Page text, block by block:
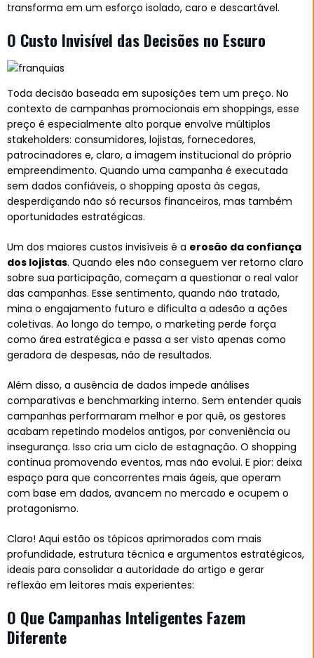
transforma em um esforço isolado, caro e descartável.
O Custo Invisível das Decisões no Escuro
Toda decisão baseada em suposições tem um preço. No
contexto de campanhas promocionais em shoppings, esse
preço é especialmente alto porque envolve múltiplos
stakeholders: consumidores, lojistas, fornecedores,
patrocinadores e, claro, a imagem institucional do próprio
empreendimento. Quando uma campanha é executada
sem dados confiáveis, o shopping aposta às cegas,
desperdiçando não só recursos financeiros, mas também
oportunidades estratégicas.
Um dos maiores custos invisíveis é a erosão da confiança
dos lojistas. Quando eles não conseguem ver retorno claro
sobre sua participação, começam a questionar o real valor
das campanhas. Esse sentimento, quando não tratado,
mina o engajamento futuro e dificulta a adesão a ações
coletivas. Ao longo do tempo, o marketing perde força
como área estratégica e passa a ser visto apenas como
geradora de despesas, não de resultados.
Além disso, a ausência de dados impede análises
comparativas e benchmarking interno. Sem entender quais
campanhas performaram melhor e por quê, os gestores
acabam repetindo modelos antigos, por conveniência ou
insegurança. Isso cria um ciclo de estagnação. O shopping
continua promovendo eventos, mas não evolui. E pior: deixa
espaço para que concorrentes mais ágeis, que operam
com base em dados, avancem no mercado e ocupem o
protagonismo.
Claro! Aqui estão os tópicos aprimorados com mais
profundidade, estrutura técnica e argumentos estratégicos,
ideais para consolidar a autoridade do artigo e gerar
reflexão em leitores mais experientes:
O Que Campanhas Inteligentes Fazem
Diferente